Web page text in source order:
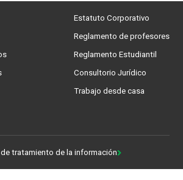
Estatuto Corporativo
Reglamento de profesores
Reglamento Estudiantil
Consultorio Jurídico
Trabajo desde casa
tratamiento de la información